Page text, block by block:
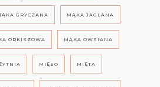
GRYCZANA MĄKA JAGLANA
ORKISZOWA MĄKA OWSIANA
MIĘSO MIĘTA